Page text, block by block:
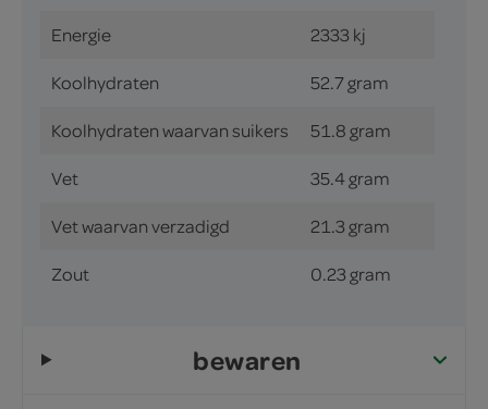
Energie 2333 kj
Koolhydraten 52.7 gram
Koolhydraten waarvan suikers 51.8 gram
Vet 35.4 gram
Vet waarvan verzadigd 21.3 gram
Zout 0.23 gram
bewaren